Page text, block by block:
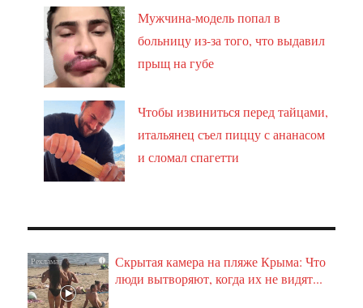
Мужчина-модель попал в
больницу из-за того, что выдавил
прыщ на губе
Чтобы извиниться перед тайцами,
итальянец съел пиццу с ананасом
и сломал спагетти
i
Скрытая камера на пляже Крыма: Что
люди вытворяют, когда их не видят...